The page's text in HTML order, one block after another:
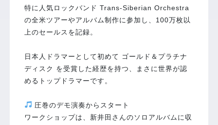
特に人気ロックバンド Trans-Siberian Orchestra
の全米ツアーやアルバム制作に参加し、100万枚以
上のセールスを記録。
日本人ドラマーとして初めて ゴールド＆プラチナ
ディスク を受賞した経歴を持つ、まさに世界が認
めるトップドラマーです。
圧巻のデモ演奏からスタート
ワークショップは、新井田さんのソロアルバムに収